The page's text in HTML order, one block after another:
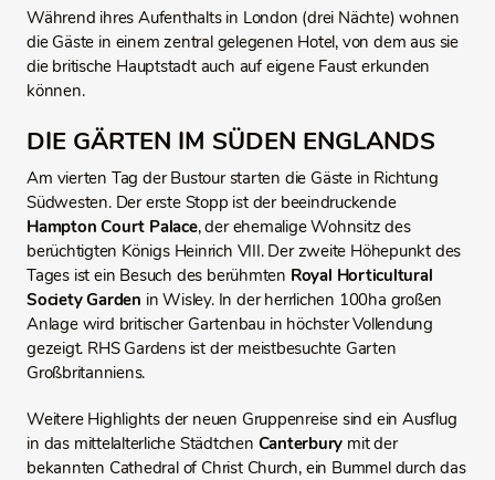
Während ihres Aufenthalts in London (drei Nächte) wohnen
die Gäste in einem zentral gelegenen Hotel, von dem aus sie
die britische Hauptstadt auch auf eigene Faust erkunden
können.
DIE GÄRTEN IM SÜDEN ENGLANDS
Am vierten Tag der Bustour starten die Gäste in Richtung
Südwesten. Der erste Stopp ist der beeindruckende
Hampton Court Palace, der ehemalige Wohnsitz des
berüchtigten Königs Heinrich VIII. Der zweite Höhepunkt des
Tages ist ein Besuch des berühmten Royal Horticultural
Society Garden in Wisley. In der herrlichen 100ha großen
Anlage wird britischer Gartenbau in höchster Vollendung
gezeigt. RHS Gardens ist der meistbesuchte Garten
Großbritanniens.
Weitere Highlights der neuen Gruppenreise sind ein Ausflug
in das mittelalterliche Städtchen Canterbury mit der
bekannten Cathedral of Christ Church, ein Bummel durch das